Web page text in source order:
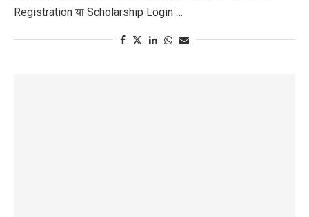
Registration या Scholarship Login …